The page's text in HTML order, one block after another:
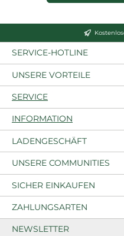
SERVICE-HOTLINE
UNSERE VORTEILE
SERVICE
INFORMATION
LADENGESCHÄFT
UNSERE COMMUNITIES
SICHER EINKAUFEN
ZAHLUNGSARTEN
NEWSLETTER